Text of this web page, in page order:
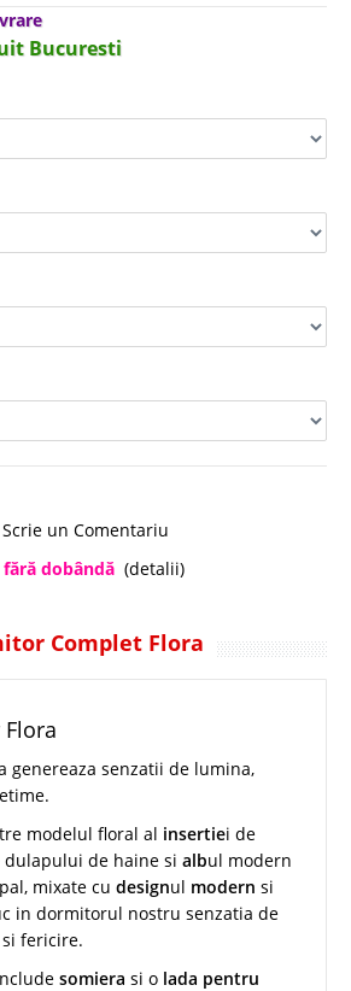
Bucuresti
Scrie un Comentariu
dobândă (detalii)
Complet Flora
genereaza senzatii de lumina,
modelul floral al insertiei de
dulapului de haine si albul modern
mixate cu designul modern si
in dormitorul nostru senzatia de
fericire.
somiera si o lada pentru